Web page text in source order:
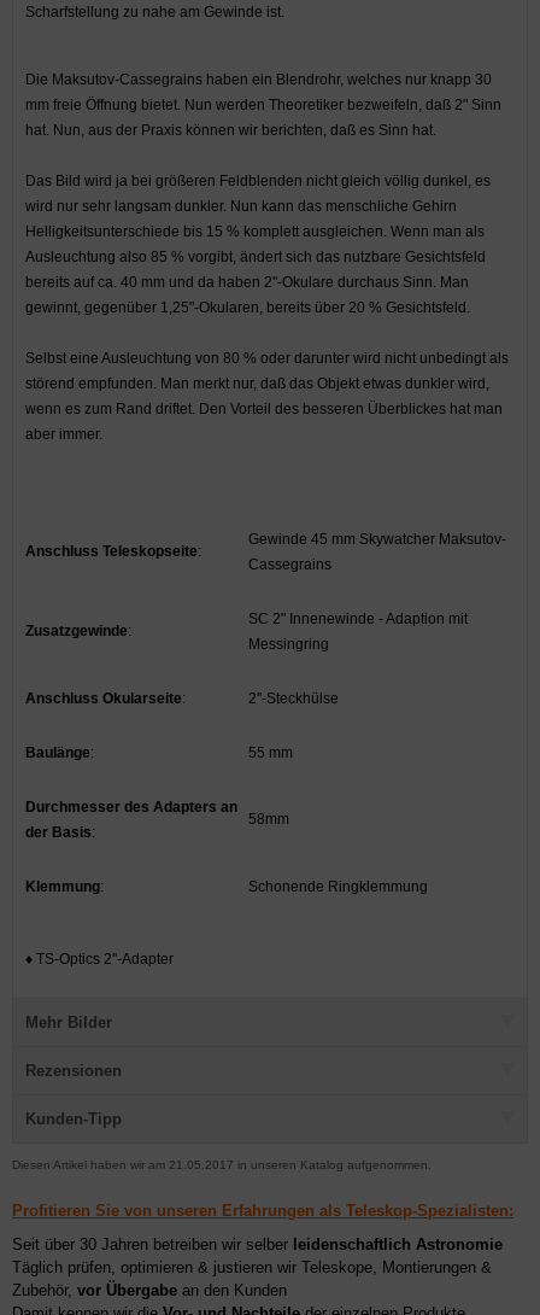
Scharfstellung zu nahe am Gewinde ist.
Die Maksutov-Cassegrains haben ein Blendrohr, welches nur knapp 30
mm freie Öffnung bietet. Nun werden Theoretiker bezweifeln, daß 2" Sinn
hat. Nun, aus der Praxis können wir berichten, daß es Sinn hat.
Das Bild wird ja bei größeren Feldblenden nicht gleich völlig dunkel, es
wird nur sehr langsam dunkler. Nun kann das menschliche Gehirn
Helligkeitsunterschiede bis 15 % komplett ausgleichen. Wenn man als
Ausleuchtung also 85 % vorgibt, ändert sich das nutzbare Gesichtsfeld
bereits auf ca. 40 mm und da haben 2"-Okulare durchaus Sinn. Man
gewinnt, gegenüber 1,25"-Okularen, bereits über 20 % Gesichtsfeld.
Selbst eine Ausleuchtung von 80 % oder darunter wird nicht unbedingt als
störend empfunden. Man merkt nur, daß das Objekt etwas dunkler wird,
wenn es zum Rand driftet. Den Vorteil des besseren Überblickes hat man
aber immer.
Anschluss Teleskopseite:
Gewinde 45 mm Skywatcher Maksutov-
Cassegrains
Zusatzgewinde:
SC 2" Innenewinde - Adaption mit
Messingring
Anschluss Okularseite: 2"-Steckhülse
Baulänge: 55 mm
Durchmesser des Adapters an
der Basis:
58mm
Klemmung: Schonende Ringklemmung
♦ TS-Optics 2"-Adapter
Mehr Bilder
Rezensionen
Kunden-Tipp
Diesen Artikel haben wir am 21.05.2017 in unseren Katalog aufgenommen.
Profitieren Sie von unseren Erfahrungen als Teleskop-Spezialisten:
Seit über 30 Jahren betreiben wir selber leidenschaftlich Astronomie
Täglich prüfen, optimieren & justieren wir Teleskope, Montierungen &
Zubehör, vor Übergabe an den Kunden